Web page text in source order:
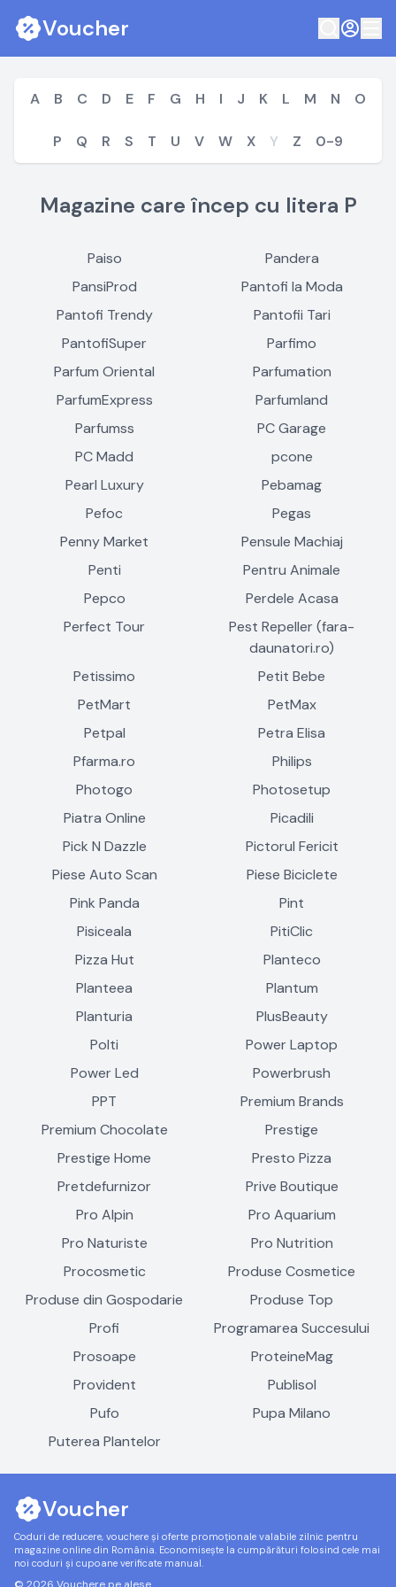
Voucher
A B C D E F G H I J K L M N O
P Q R S T U V W X Y Z 0-9
Magazine care încep cu litera P
Paiso
Pandera
PansiProd
Pantofi la Moda
Pantofi Trendy
Pantofii Tari
PantofiSuper
Parfimo
Parfum Oriental
Parfumation
ParfumExpress
Parfumland
Parfumss
PC Garage
PC Madd
pcone
Pearl Luxury
Pebamag
Pefoc
Pegas
Penny Market
Pensule Machiaj
Penti
Pentru Animale
Pepco
Perdele Acasa
Perfect Tour
Pest Repeller (fara-
daunatori.ro)
Petissimo
Petit Bebe
PetMart
PetMax
Petpal
Petra Elisa
Pfarma.ro
Philips
Photogo
Photosetup
Piatra Online
Picadili
Pick N Dazzle
Pictorul Fericit
Piese Auto Scan
Piese Biciclete
Pink Panda
Pint
Pisiceala
PitiClic
Pizza Hut
Planteco
Planteea
Plantum
Planturia
PlusBeauty
Polti
Power Laptop
Power Led
Powerbrush
PPT
Premium Brands
Premium Chocolate
Prestige
Prestige Home
Presto Pizza
Pretdefurnizor
Prive Boutique
Pro Alpin
Pro Aquarium
Pro Naturiste
Pro Nutrition
Procosmetic
Produse Cosmetice
Produse din Gospodarie
Produse Top
Profi
Programarea Succesului
Prosoape
ProteineMag
Provident
Publisol
Pufo
Pupa Milano
Puterea Plantelor
Voucher
Coduri de reducere, vouchere și oferte promoționale valabile zilnic pentru
magazine online din România. Economisește la cumpărături folosind cele mai
noi coduri și cupoane verificate manual.